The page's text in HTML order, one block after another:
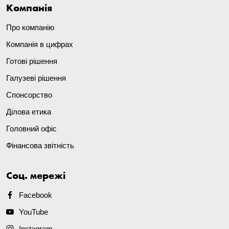
Компанія
Про компанію
Компанія в цифрах
Готові рішення
Галузеві рішення
Спонсорство
Ділова етика
Головний офіс
Фінансова звітність
Соц. мережі
Facebook
YouTube